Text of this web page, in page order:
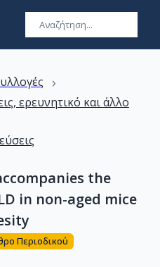
›
ερευνητικό και άλλο
the
in non-aged mice
Περιοδικού